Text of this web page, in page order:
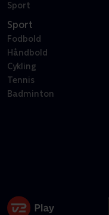
Sport
Sport
Fodbold
Håndbold
Cykling
Tennis
Badminton